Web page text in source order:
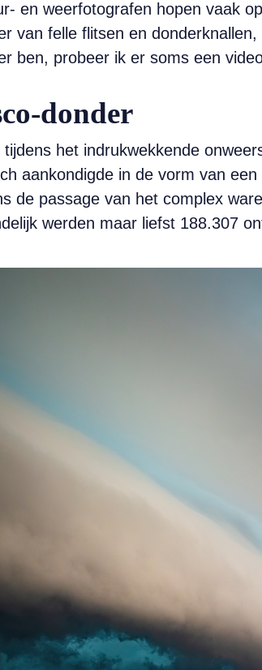
en weerfotografen hopen vaak
van felle flitsen en
ben, probeer ik er soms een
donder
tijdens het indrukwekkende
aankondigde in de vorm van
de passage van het complex
werden maar liefst 188.307